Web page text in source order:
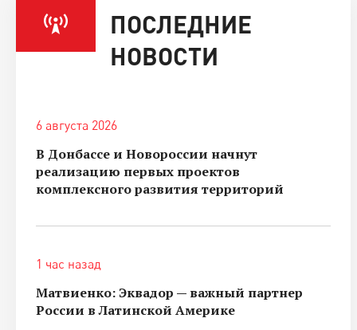
ПОСЛЕДНИЕ
НОВОСТИ
6 августа 2026
В Донбассе и Новороссии начнут
реализацию первых проектов
комплексного развития территорий
1 час назад
Матвиенко: Эквадор — важный партнер
России в Латинской Америке